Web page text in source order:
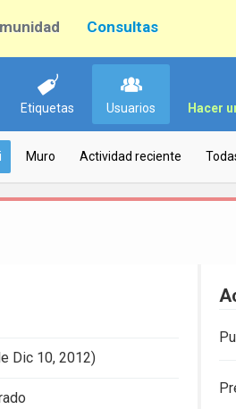
Consultas
Etiquetas Usuarios Hacer
Muro Actividad reciente
Dic 10, 2012)